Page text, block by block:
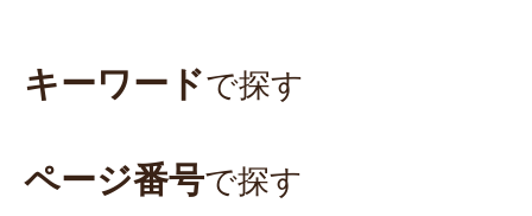
キーワードで探す
ページ番号で探す